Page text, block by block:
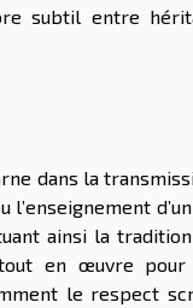
subtil entre
dans la
ainsi la
en œuvre
le respect